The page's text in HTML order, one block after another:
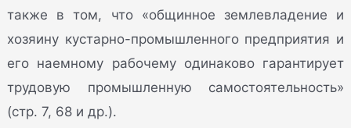
также в том, что «общинное землевладение и
хозяину кустарно-промышленного предприятия и
его наемному рабочему одинаково гарантирует
трудовую промышленную самостоятельность»
(стр. 7, 68 и др.).